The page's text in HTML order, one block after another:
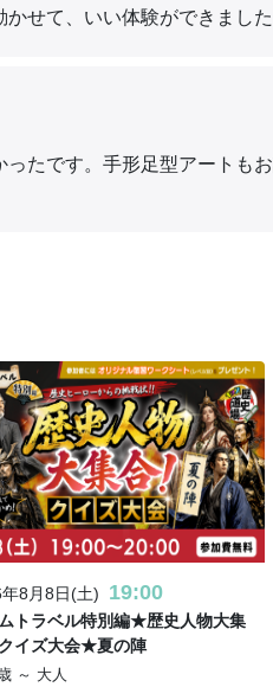
せて、いい体験ができました
たです。手形足型アートも
8月8日(土) 19:00
トラベル特別編★歴史人物大集
イズ大会★夏の陣
～ 大人